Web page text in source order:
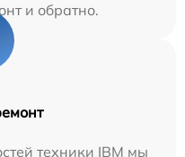
и обратно.
техники IBM мы